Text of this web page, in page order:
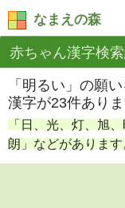
なまえの森
赤ちゃん漢字検
「明るい」の願
漢字が23件ありま
「日、光、灯、旭
朗」などがあります